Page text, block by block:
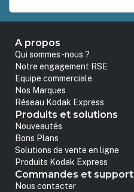
A propos
Qui sommes-nous ?
Notre engagement RSE
Equipe commerciale
Nos Marques
Réseau Kodak Express
Produits et solutions
Nouveautés
Bons Plans
Solutions de vente en ligne
Produits Kodak Express
Commandes et support
Nous contacter